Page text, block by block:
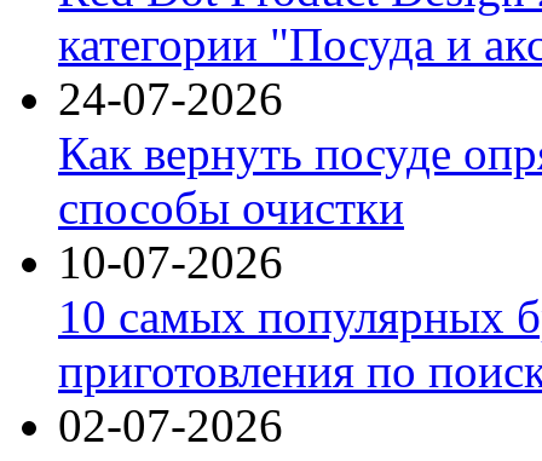
категории "Посуда и
24-07-2026
Как вернуть посуде
способы очистки
10-07-2026
10 самых популярных
приготовления по
02-07-2026